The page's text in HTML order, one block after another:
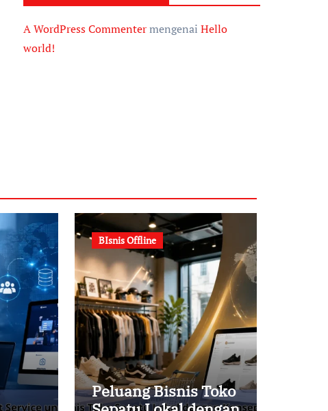
A WordPress Commentermengenai Hello
world!
BIsnis Offline
Peluang Bisnis Toko